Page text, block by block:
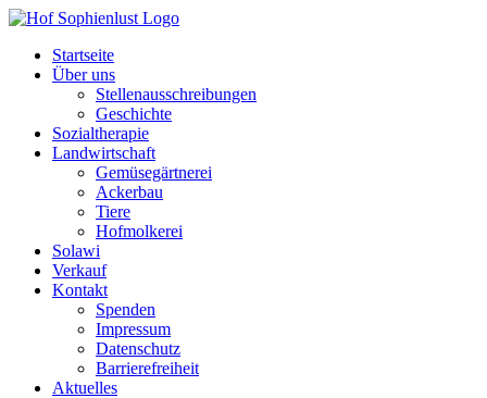
Skip
contentStartseite
Über uns
Stellenausschreibungen
Geschichte
Sozialtherapie
Landwirtschaft
Gemüsegärtnerei
Ackerbau
Tiere
Hofmolkerei
Solawi
Verkauf
Kontakt
Spenden
Impressum
Datenschutz
Barrierefreiheit
Aktuelles